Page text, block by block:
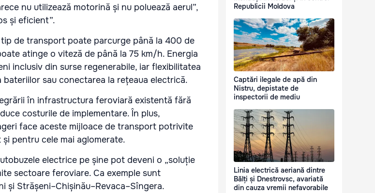
nu utilizează motorină și nu poluează aerul”,
și eficient”.
de transport poate parcurge până la 400 de
atinge o viteză de până la 75 km/h. Energia
inclusiv din surse regenerabile, iar flexibilitatea
sau conectarea la rețeaua electrică.
în infrastructura feroviară existentă fără
costurile de implementare. În plus,
face aceste mijloace de transport potrivite
pentru cele mai aglomerate.
electrice pe șine pot deveni o „soluție
sectoare feroviare. Ca exemple sunt
și Strășeni–Chișinău–Revaca–Sîngera.
Republicii Moldova
Captări ilegale de apă din
Nistru, depistate de
inspectorii de mediu
Linia electrică aeriană dintre
Bălți și Dnestrovsc, avariată
din cauza vremii nefavorabile